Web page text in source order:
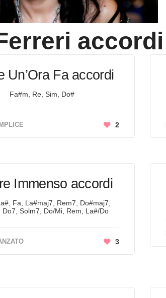
accordi
Un’Ora Fa accordi
Fa#m, Re, Sim, Do#
2
Immenso accordi
Fa, La#maj7, Rem7, Do#maj7,
Do7, Solm7, Do/Mi, Rem, La#/Do
3